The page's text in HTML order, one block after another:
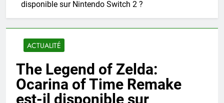
disponible sur Nintendo Switch 2 ?
ACTUALITÉ
The Legend of Zelda:
Ocarina of Time Remake
est-il disponible sur